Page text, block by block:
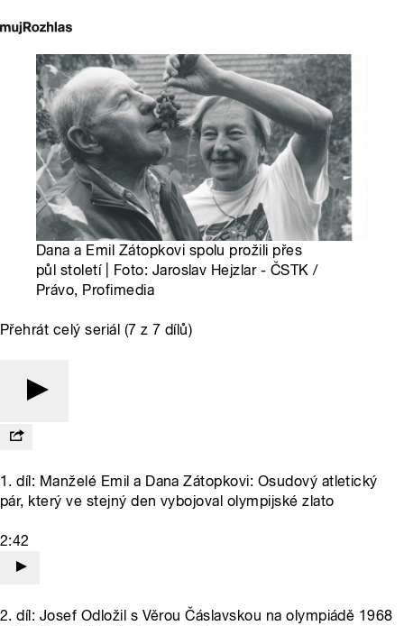
Dana a Emil Zátopkovi spolu prožili přes
půl století | Foto: Jaroslav Hejzlar - ČSTK /
Právo, Profimedia
Přehrát celý seriál (7 z 7 dílů)
1. díl: Manželé Emil a Dana Zátopkovi: Osudový atletický
pár, který ve stejný den vybojoval olympijské zlato
2:42
2. díl: Josef Odložil s Věrou Čáslavskou na olympiádě 1968